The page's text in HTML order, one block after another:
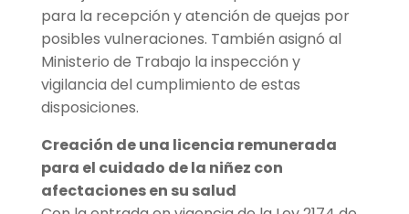
para la recepción y atención de quejas por
posibles vulneraciones. También asignó al
Ministerio de Trabajo la inspección y
vigilancia del cumplimiento de estas
disposiciones.
Creación de una licencia remunerada
para el cuidado de la niñez con
afectaciones en su salud